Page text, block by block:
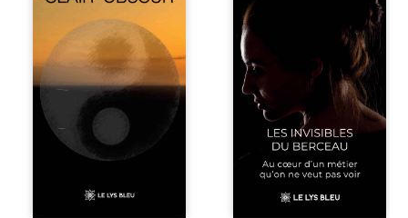
relations
humaines, la
nature et les
territoires à partir
d’expériences
personnelles.
Entre clarté et
obscurité, les
poèmes traduisent
les observations
façonnés au fil
confions nos
enfants ? Derrière
la douceur
apparente des
maisons d’accueil
se joue une réalité
que nul ne
soupçonne :
rémunérations
dérisoires,
solitude,
épuisement,
responsabilités